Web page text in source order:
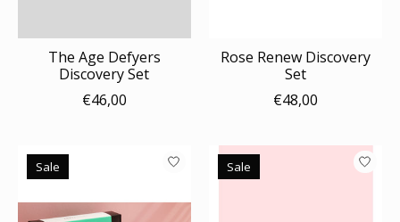
The Age Defyers
Discovery Set
€46,00
Rose Renew Discovery
Set
€48,00
Sale Sale